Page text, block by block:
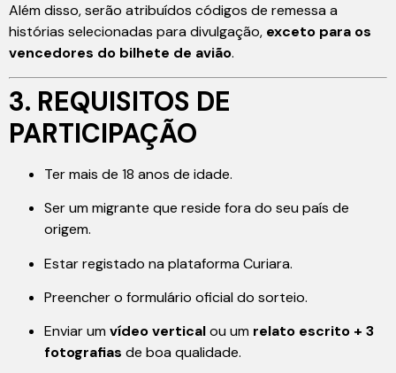
Além disso, serão atribuídos códigos de remessa a
histórias selecionadas para divulgação, exceto para os
vencedores do bilhete de avião.
3. REQUISITOS DE
PARTICIPAÇÃO
Ter mais de 18 anos de idade.
Ser um migrante que reside fora do seu país de
origem.
Estar registado na plataforma Curiara.
Preencher o formulário oficial do sorteio.
Enviar um vídeo verticalou um relato escrito + 3
fotografias de boa qualidade.